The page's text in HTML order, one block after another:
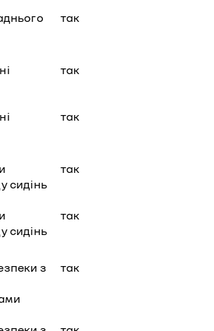
так
так
так
сидінь
так
сидінь
так
з
так